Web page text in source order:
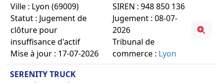
Ville : Lyon (69009)
Statut : Jugement de
clôture pour
insuffisance d'actif
Mise à jour : 17-07-2026
SIREN : 948 850 136
Jugement : 08-07-
2026
Tribunal de
commerce : Lyon
SERENITY TRUCK